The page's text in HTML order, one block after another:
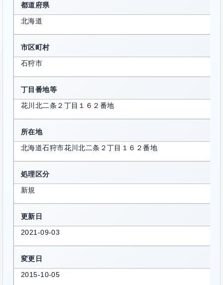
都道府県
北海道
市区町村
石狩市
丁目番地等
花川北二条２丁目１６２番地
所在地
北海道石狩市花川北二条２丁目１６２番地
処理区分
新規
更新日
2021-09-03
変更日
2015-10-05